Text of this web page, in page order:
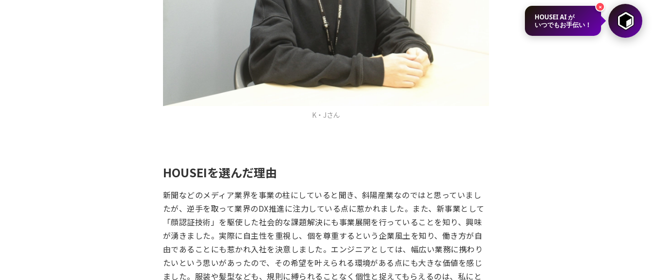
K・Jさん
HOUSEIを選んだ理由
新聞などのメディア業界を事業の柱にしていると聞き、斜陽産業なのではと思っていまし
たが、逆手を取って業界のDX推進に注力している点に惹かれました。また、新事業として
「顔認証技術」を駆使した社会的な課題解決にも事業展開を行っていることを知り、興味
が湧きました。実際に自主性を重視し、個を尊重するという企業風土を知り、働き方が自
由であることにも惹かれ入社を決意しました。エンジニアとしては、幅広い業務に携わり
たいという思いがあったので、その希望を叶えられる環境がある点にも大きな価値を感じ
ました。服装や髪型なども、規則に縛られることなく個性と捉えてもらえるのは、私にと
HOUSEI AI が
いつでもお手伝い！
×